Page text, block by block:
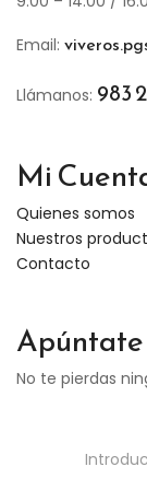
Email:
Llámanos: 983
Mi
Quienes somos
Nuestros
Contacto
No te pierdas